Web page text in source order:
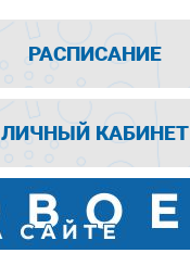
РАСПИСАНИЕ
ЛИЧНЫЙ КАБИНЕТ